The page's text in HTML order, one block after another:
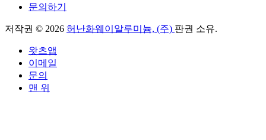
문의하기
저작권 © 2026 허난화웨이알루미늄, (주) 판권 소유.
왓츠앱
이메일
문의
맨 위